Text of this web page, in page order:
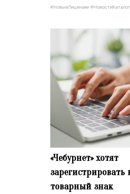
#НовыеЛицензии
«Чебурнет» хотят
зарегистрировать
товарный знак